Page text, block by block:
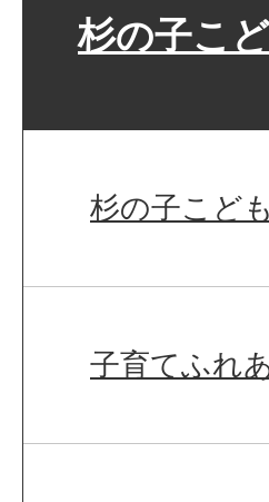
杉の子こ
杉の子こど
子育てふれ